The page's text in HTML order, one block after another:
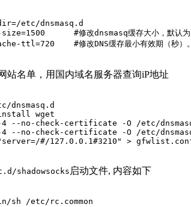
etc/dnsmasq.d
#修改dnsmasq缓存大小，默认为
ttl=720    #修改DNS缓存最小有效期（秒）
站名单，用国内域名服务器查询iP地址
dnsmasq.d
wget
--no-check-certificate -O /etc/
--no-check-certificate -O /etc/
#/127.0.0.1#3210" >
shadowsocks 启动文件, 内容如下
sh /etc/rc.common